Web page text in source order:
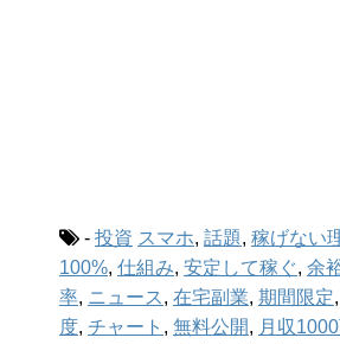
- 投資 スマホ, 話題, 稼げない
100%, 仕組み, 安定して稼ぐ, 余
率, ニュース , 在宅副業, 期間限定,
度, チャート , 無料公開, 月収